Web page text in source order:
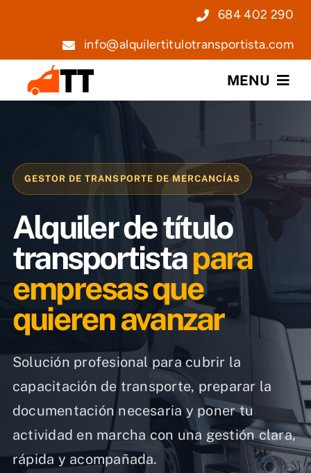
684 402 290
info@alquilertitulotransportista.com
MENU
Servicios
Noticias
Contacto
GESTOR DE TRANSPORTE DE MERCANCÍAS
Alquiler de título
transportistapara
empresas que
quieren avanzar
Solución profesional para cubrir la
capacitación de transporte, preparar la
documentación necesaria y poner tu
actividad en marcha con una gestión clara,
rápida y acompañada.